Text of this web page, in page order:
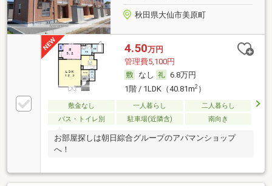
秋田県大仙市美原町
4.50万円
管理費5,100円
なし
6.8万円
1階 / 1LDK（40.81m2）
敷金なし 一人暮らし
二人暮らし
バス・トイレ別
駐車場(近隣含) 南向き
お部屋探しは朝日綜合グループのアパマンショップ
へ！